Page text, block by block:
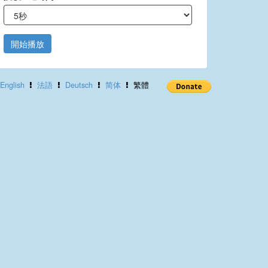
開始播放
English 法語 Deutsch 简体 繁體